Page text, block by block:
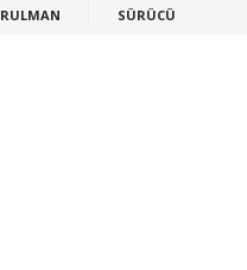
RULMAN SÜRÜCÜ